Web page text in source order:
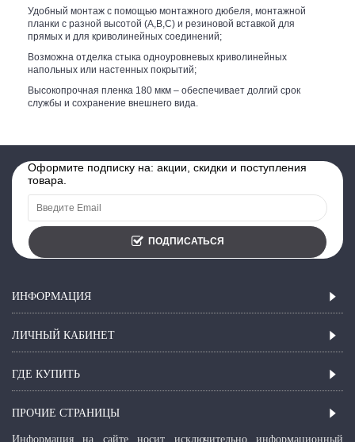
Удобный монтаж с помощью монтажного дюбеля, монтажной
планки с разной высотой (А,В,С) и резиновой вставкой для
прямых и для криволинейных соединений;
Возможна отделка стыка одноуровневых криволинейных
напольных или настенных покрытий;
Высокопрочная пленка 180 мкм – обеспечивает долгий срок
службы и сохранение внешнего вида.
Оформите подписку на: акции, скидки и поступления
товара.
ПОДПИСАТЬСЯ
ИНФОРМАЦИЯ
ЛИЧНЫЙ КАБИНЕТ
ГДЕ КУПИТЬ
ПРОЧИЕ СТРАНИЦЫ
Информация на сайте носит исключительно информационный